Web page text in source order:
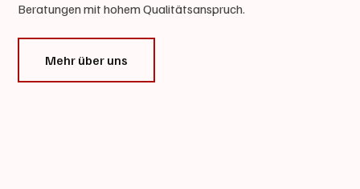
Beratungen mit hohem Qualitätsanspruch.
Mehr über uns